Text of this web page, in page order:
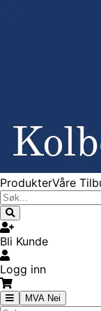
ProdukterVåre
Bli Kunde
Logg inn
MVA Nei